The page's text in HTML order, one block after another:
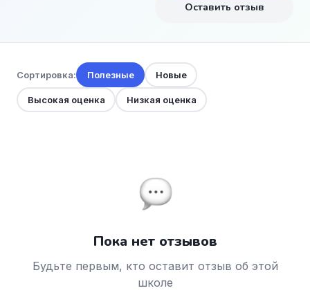
Оставить отзыв
Сортировка: Полезные Новые
Высокая оценка Низкая оценка
Пока нет отзывов
Будьте первым, кто оставит отзыв об этой
школе